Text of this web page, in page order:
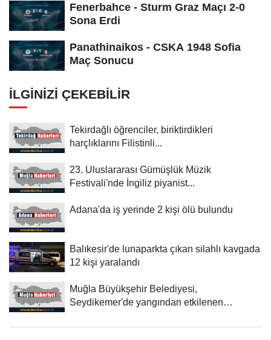
Fenerbahce - Sturm Graz Maçı 2-0
Sona Erdi
Panathinaikos - CSKA 1948 Sofia
Maç Sonucu
İLGINIZI ÇEKEBILIR
Tekirdağlı öğrenciler, biriktirdikleri
harçlıklarını Filistinli...
23. Uluslararası Gümüşlük Müzik
Festivali'nde İngiliz piyanist...
Adana'da iş yerinde 2 kişi ölü bulundu
Balıkesir'de lunaparkta çıkan silahlı kavgada
12 kişi yaralandı
Muğla Büyükşehir Belediyesi,
Seydikemer'de yangından etkilenen